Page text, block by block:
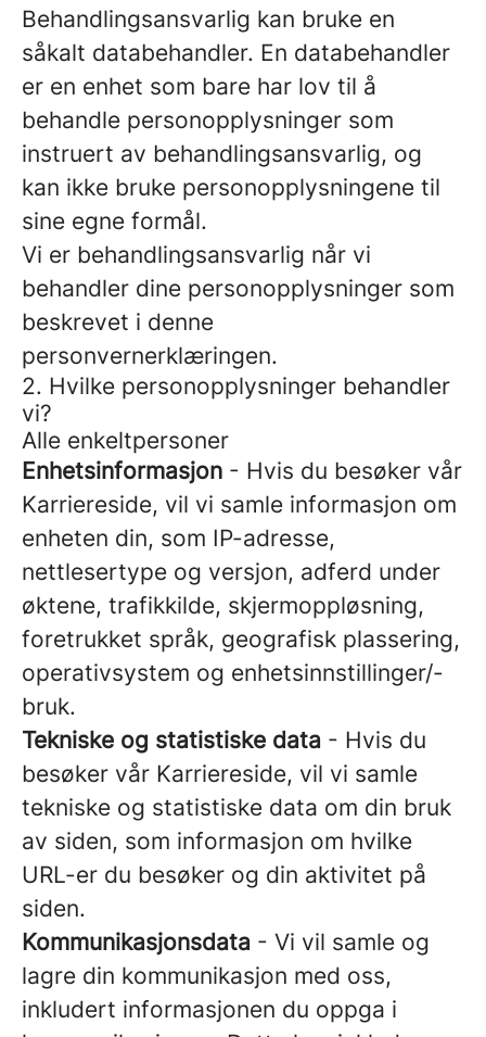
Behandlingsansvarlig kan bruke en
såkalt databehandler. En databehandler
er en enhet som bare har lov til å
behandle personopplysninger som
instruert av behandlingsansvarlig, og
kan ikke bruke personopplysningene til
sine egne formål.
Vi er behandlingsansvarlig når vi
behandler dine personopplysninger som
beskrevet i denne
personvernerklæringen.
2. Hvilke personopplysninger behandler
vi?
Alle enkeltpersoner
Enhetsinformasjon - Hvis du besøker vår
Karriereside, vil vi samle informasjon om
enheten din, som IP-adresse,
nettlesertype og versjon, adferd under
øktene, trafikkilde, skjermoppløsning,
foretrukket språk, geografisk plassering,
operativsystem og enhetsinnstillinger/-
bruk.
Tekniske og statistiske data - Hvis du
besøker vår Karriereside, vil vi samle
tekniske og statistiske data om din bruk
av siden, som informasjon om hvilke
URL-er du besøker og din aktivitet på
siden.
Kommunikasjonsdata - Vi vil samle og
lagre din kommunikasjon med oss,
inkludert informasjonen du oppga i